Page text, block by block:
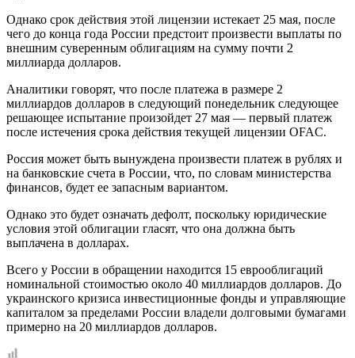
Однако срок действия этой лицензии истекает 25 мая, после
чего до конца года России предстоит произвести выплаты по
внешним суверенным облигациям на сумму почти 2
миллиарда долларов.
Аналитики говорят, что после платежа в размере 2
миллиардов долларов в следующий понедельник следующее
решающее испытание произойдет 27 мая — первый платеж
после истечения срока действия текущей лицензии OFAC.
Россия может быть вынуждена произвести платеж в рублях и
на банковские счета в России, что, по словам министерства
финансов, будет ее запасным вариантом.
Однако это будет означать дефолт, поскольку юридические
условия этой облигации гласят, что она должна быть
выплачена в долларах.
Всего у России в обращении находится 15 еврооблигаций
номинальной стоимостью около 40 миллиардов долларов. До
украинского кризиса инвестиционные фонды и управляющие
капиталом за пределами России владели долговыми бумагами
примерно на 20 миллиардов долларов.